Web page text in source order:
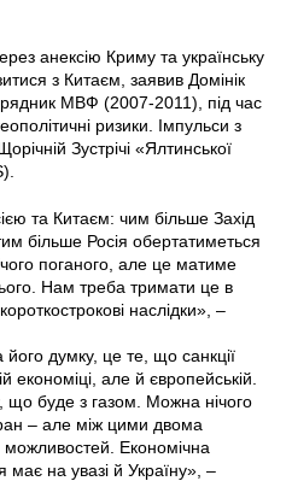
анексію Криму та українську
з Китаєм, заявив Домінік
МВФ (2007-2011), під час
ризики. Імпульси з
Зустрічі «Ялтинської
та Китаєм: чим більше Захід
більше Росія обертатиметься
поганого, але це матиме
Нам треба тримати це в
наслідки», –
його думку, це те, що санкції
економіці, але й європейській.
буде з газом. Можна нічого
– але між цими двома
Економічна
має на увазі й Україну», –